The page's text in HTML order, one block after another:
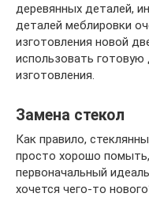
деревянных деталей,
деталей меблировки
изготовления новой
использовать
изготовления.
Замена стекол
Как правило,
просто хорошо
первоначальный
хочется чего-то